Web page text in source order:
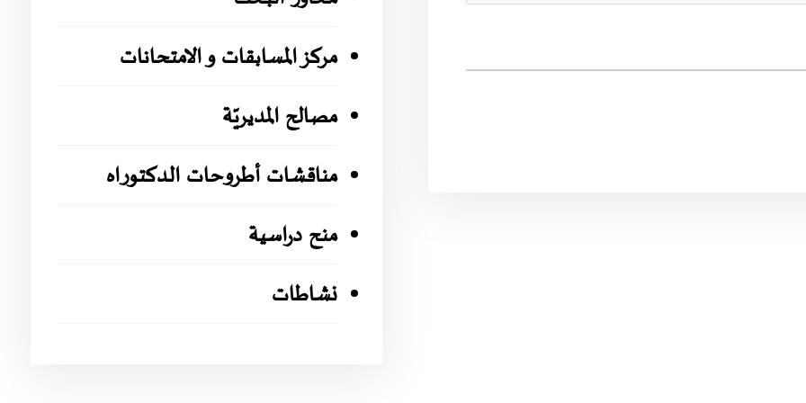
مركز المسابقات و الامتحانات
مصالح المديريّة
مناقشات أطروحات الدكتوراه
منح دراسية
نشاطات